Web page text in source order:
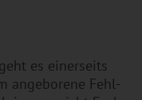
es ei­ner­seits
an­ge­bo­re­ne Fehl­